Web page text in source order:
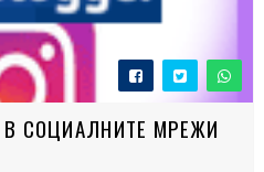
СОЦИАЛНИТЕ МРЕЖИ